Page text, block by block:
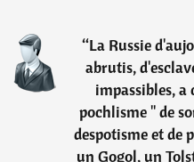
“La Russie
abrutis,
impassibles, a
pochlisme " de
despotisme et de
un Gogol, un